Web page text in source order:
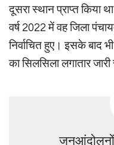
दूसरा स्थान प्राप्त किया
वर्ष 2022 में वह जिला
निर्वाचित हुए। इसके बाद
का सिलसिला लगातार